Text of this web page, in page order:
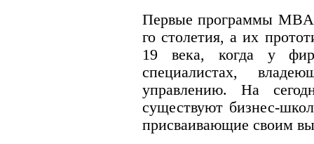
Первые программы
го столетия, а их
19 века, когда у
специалистах,
управлению. На
существуют бизнес-
присваивающие своим